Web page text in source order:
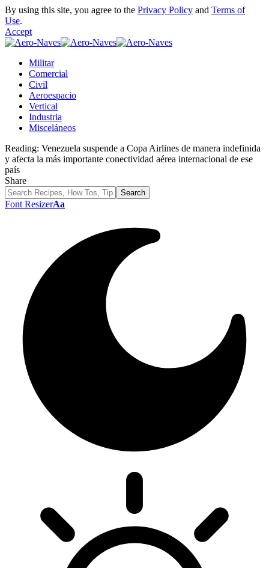
By using this site, you agree to the Privacy Policy and Terms of
Use.
Accept
Militar
Comercial
Civil
Aeroespacio
Vertical
Industria
Misceláneos
Reading: Venezuela suspende a Copa Airlines de manera indefinida
y afecta la más importante conectividad aérea internacional de ese
país
Share
Font ResizerAa